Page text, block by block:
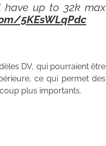
have up to 32k max
5KEsWLqPdc
DV, qui pourraient être
ce qui permet des
plus importants.